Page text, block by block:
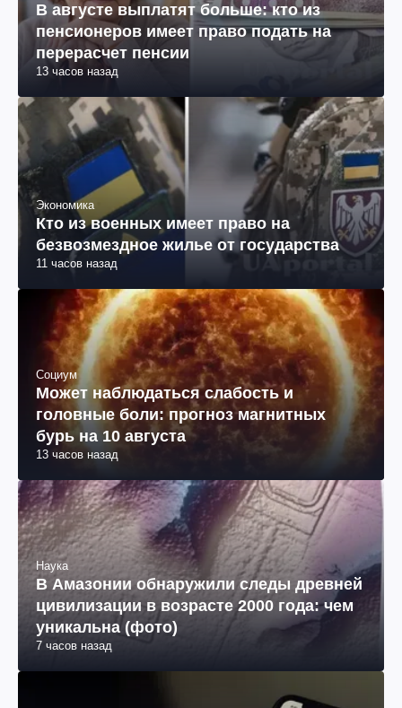
В августе выплатят больше: кто из
пенсионеров имеет право подать на
перерасчет пенсии
13 часов назад
Экономика
Кто из военных имеет право на
безвозмездное жилье от государства
11 часов назад
Социум
Может наблюдаться слабость и
головные боли: прогноз магнитных
бурь на 10 августа
13 часов назад
Наука
В Амазонии обнаружили следы древней
цивилизации в возрасте 2000 года: чем
уникальна (фото)
7 часов назад